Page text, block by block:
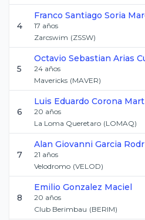
4
Franco Santiago Soria
17 años
Zarcswim (ZSSW)
5
Octavio Sebastian Arias
24 años
Mavericks (MAVER)
6
Luis Eduardo Corona
20 años
La Loma Queretaro (LOMAQ)
7
Alan Giovanni Garcia
21 años
Velodromo (VELOD)
8
Emilio Gonzalez Maciel
20 años
Club Berimbau (BERIM)